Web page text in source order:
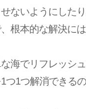
ないようにした
根本的な解決に
海でリフレッシ
つ1つ解消できる